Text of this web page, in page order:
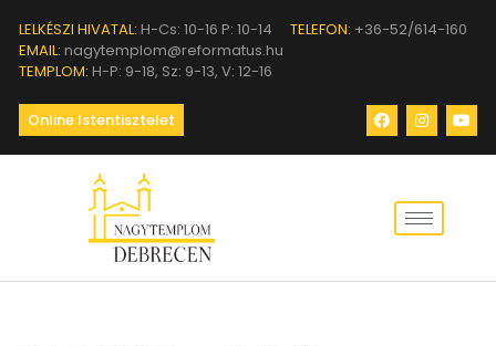
LELKÉSZI HIVATAL: H-Cs: 10-16 P: 10-14 TELEFON: +36-52/614-160
EMAIL: nagytemplom@reformatus.hu
TEMPLOM: H-P: 9-18, Sz: 9-13, V: 12-16
Online Istentisztelet